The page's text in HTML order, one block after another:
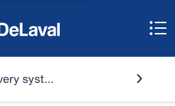
system ERS